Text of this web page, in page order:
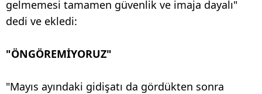
gelmemesi tamamen güvenlik ve imaja dayalı"
dedi ve ekledi:
"ÖNGÖREMİYORUZ"
"Mayıs ayındaki gidişatı da gördükten sonra